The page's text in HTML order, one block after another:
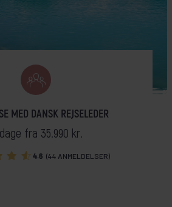
MED DANSK REJSELEDER
fra 35.990 kr.
4.6 (44 ANMELDELSER)